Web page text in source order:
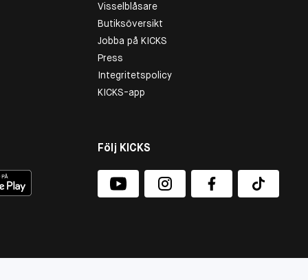
Visselblåsare
Butiksöversikt
Jobba på KICKS
Press
Integritetspolicy
KICKS-app
Följ KICKS